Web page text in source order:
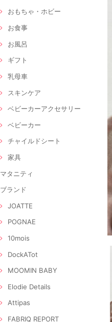
おもちゃ・ホビー
お食事
お風呂
ギフト
乳母車
スキンケア
ベビーカーアクセサリー
ベビーカー
チャイルドシート
家具
マタニティ
ブランド
JOATTE
POGNAE
10mois
DockATot
MOOMIN BABY
Elodie Details
Attipas
FABRIQ REPORT